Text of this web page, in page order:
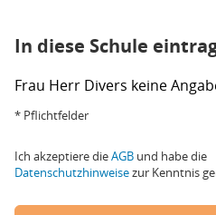
In diese Schule
Frau Herr Divers keine
* Pflichtfelder
Ich akzeptiere dieAGB und habe die
Datenschutzhinweisezur Kenntnis